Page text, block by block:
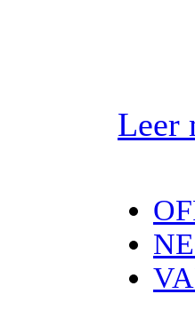
Leer